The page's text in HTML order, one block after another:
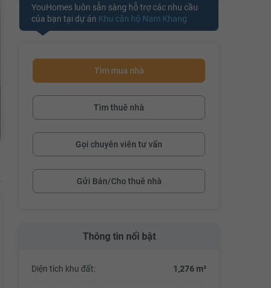
YouHomes luôn sẵn sàng hỗ trợ các nhu cầu
của bạn tại dự án Khu căn hộ Nam Khang
Tìm mua nhà
Tìm thuê nhà
Gọi chuyên viên tư vấn
Gửi Bán/Cho thuê nhà
Thông tin nổi bật
Diện tích khu đất: 1,276 m²